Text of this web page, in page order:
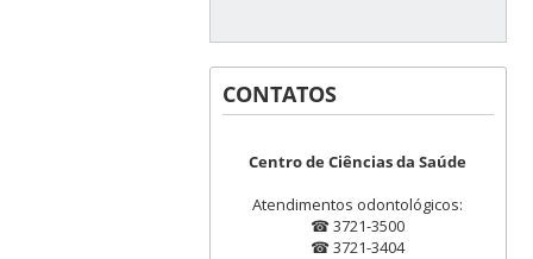
CONTATOS
Centro de Ciências da Saúde
Atendimentos odontológicos:
☎ 3721-3500
☎ 3721-3404